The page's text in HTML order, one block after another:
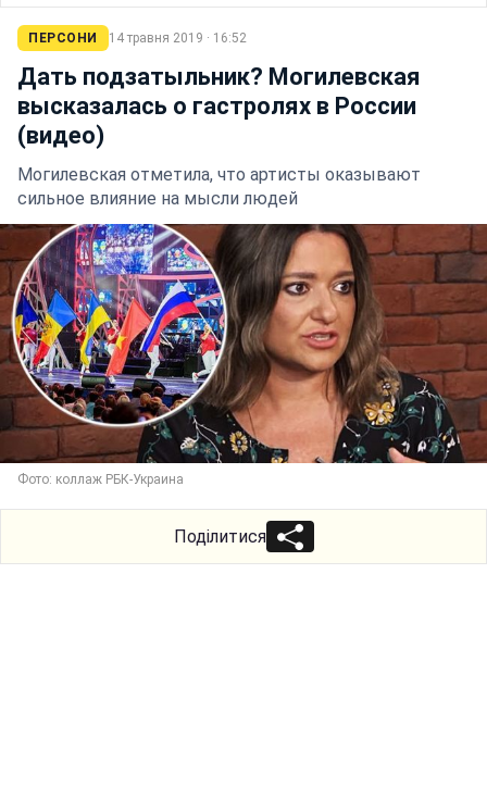
ПЕРСОНИ 14 травня 2019 · 16:52
Дать подзатыльник? Могилевская
высказалась о гастролях в России
(видео)
Могилевская отметила, что артисты оказывают
сильное влияние на мысли людей
Фото: коллаж РБК-Украина
Поділитися